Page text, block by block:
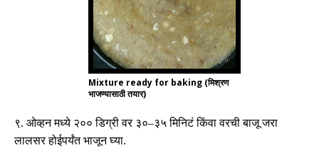
Mixture ready for baking (मिश्रण
भाजण्यासाठी तयार)
९. ओव्हन मध्ये २०० डिग्री वर ३०–३५ मिनिटं किंवा वरची बाजू जरा
लालसर होईपर्यंत भाजून घ्या.